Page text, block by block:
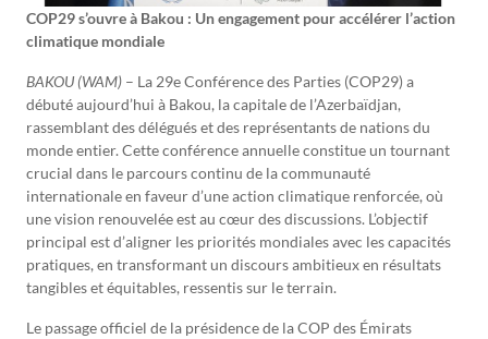
COP29 s’ouvre à Bakou : Un engagement pour accélérer l’action
climatique mondiale
BAKOU (WAM) – La 29e Conférence des Parties (COP29) a
débuté aujourd’hui à Bakou, la capitale de l’Azerbaïdjan,
rassemblant des délégués et des représentants de nations du
monde entier. Cette conférence annuelle constitue un tournant
crucial dans le parcours continu de la communauté
internationale en faveur d’une action climatique renforcée, où
une vision renouvelée est au cœur des discussions. L’objectif
principal est d’aligner les priorités mondiales avec les capacités
pratiques, en transformant un discours ambitieux en résultats
tangibles et équitables, ressentis sur le terrain.
Le passage officiel de la présidence de la COP des Émirats